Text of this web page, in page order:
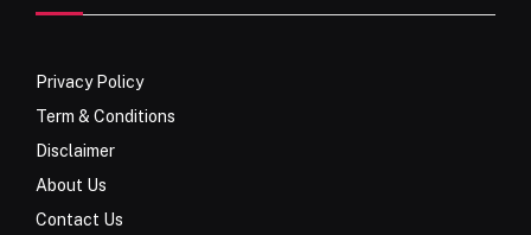
Privacy Policy
Term & Conditions
Disclaimer
About Us
Contact Us